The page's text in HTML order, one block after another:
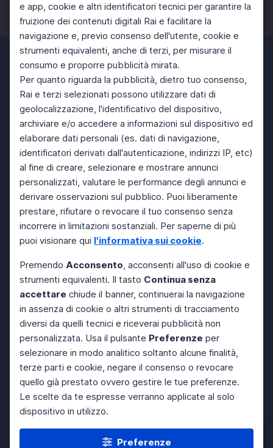
e app, cookie e altri identificatori tecnici per garantire la
fruizione dei contenuti digitali Rai e facilitare la
navigazione e, previo consenso dell'utente, cookie e
strumenti equivalenti, anche di terzi, per misurare il
consumo e proporre pubblicità mirata.
Per quanto riguarda la pubblicità, dietro tuo consenso,
Rai e terzi selezionati possono utilizzare dati di
geolocalizzazione, l'identificativo del dispositivo,
archiviare e/o accedere a informazioni sul dispositivo ed
elaborare dati personali (es. dati di navigazione,
identificatori derivati dall'autenticazione, indirizzi IP, etc)
al fine di creare, selezionare e mostrare annunci
personalizzati, valutare le performance degli annunci e
derivare osservazioni sul pubblico. Puoi liberamente
prestare, rifiutare o revocare il tuo consenso senza
incorrere in limitazioni sostanziali. Per saperne di più
puoi visionare qui l'informativa sui cookie.
Premendo Acconsento, acconsenti all'uso di cookie e
strumenti equivalenti. Il tasto Continua senza
accettare chiude il banner, continuerai la navigazione
in assenza di cookie o altri strumenti di tracciamento
diversi da quelli tecnici e riceverai pubblicità non
personalizzata. Usa il pulsante Preferenze per
selezionare in modo analitico soltanto alcune finalità,
terze parti e cookie, negare il consenso o revocare
quello già prestato ovvero gestire le tue preferenze.
Le scelte da te espresse verranno applicate al solo
dispositivo in utilizzo.
Preferenze
Facebook Twitter Instagram